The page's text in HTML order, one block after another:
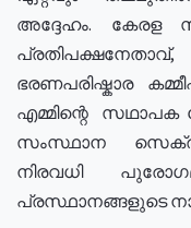
അദ്ദേഹം. കേരള
ഭരണപരിഷ്കാര
എമ്മിന്റെ സഥാപക
സംസ്ഥാന
നിരവധി
പ്രസ്ഥാനങ്ങളുടെ